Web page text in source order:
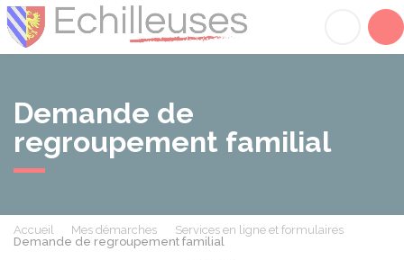
Demande de
regroupement familial
Accueil Mes démarches
Services en ligne et formulaires
Demande de regroupement familial